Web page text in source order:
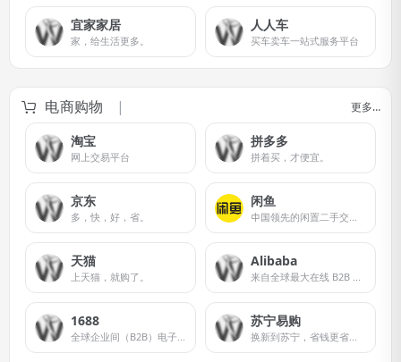
宜家家居
家，给生活更多。
人人车
买车卖车一站式服务平台
电商购物 更多…
淘宝
网上交易平台
拼多多
拼着买，才便宜。
京东
多，快，好，省。
闲鱼
中国领先的闲置二手交易平台
天猫
上天猫，就购了。
Alibaba
来自全球最大在线 B2B 市场的制造商、供应商、出口商和进口商
1688
全球企业间（B2B）电子商务的著名品牌
苏宁易购
换新到苏宁，省钱更省心。